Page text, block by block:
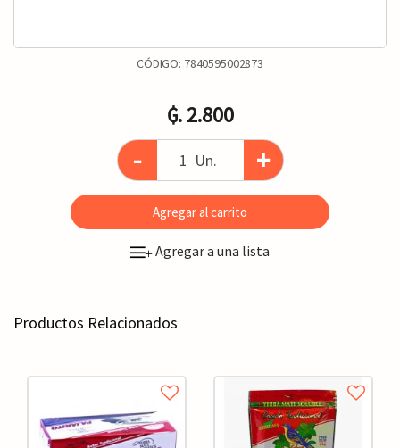
CÓDIGO: 7840595002873
₲. 2.800
- Un. +
Agregar al carrito
+Agregar a una lista
Productos Relacionados